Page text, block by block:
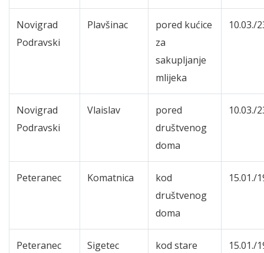
Novigrad
Podravski
Plavšinac
pored kućice
za
sakupljanje
mlijeka
10.03./
Novigrad
Podravski
Vlaislav
pored
društvenog
doma
10.03./
Peteranec Komatnica
kod
društvenog
doma
15.01./
Peteranec Sigetec
kod stare
15.01./